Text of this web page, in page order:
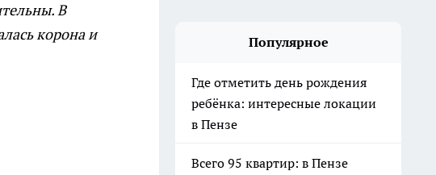
В
корона и
Популярное
Где отметить день рождения
ребёнка: интересные локации
в Пензе
Всего 95 квартир: в Пензе